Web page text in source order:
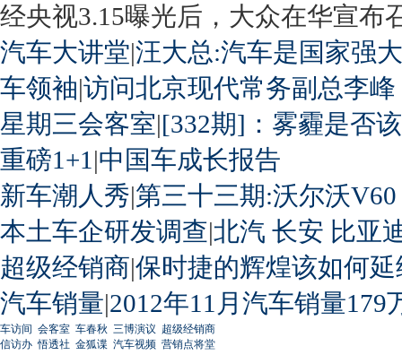
经央视3.15曝光后，大众在华宣布
汽车大讲堂|汪大总:汽车是国家强
车领袖|访问北京现代常务副总李峰
星期三会客室|[332期]：雾霾是否
重磅1+1 |中国车成长报告
新车潮人秀|第三十三期:沃尔沃
本土车企研发调查|北汽 长安 比亚
超级经销商|保时捷的辉煌该如何延
汽车销量|2012年11月汽车销量179
车访间 会客室 车春秋 三博演议 超级经销商
信访办 悟透社 金狐谍 汽车视频 营销点将堂